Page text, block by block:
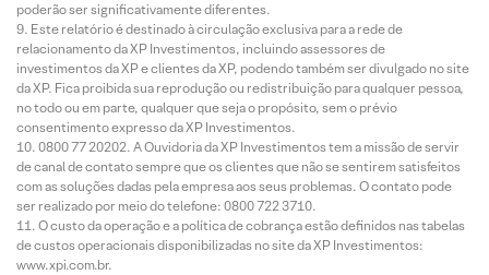
poderão ser significativamente diferentes.
Este relatório é destinado à circulação exclusiva para a rede de
relacionamento da XP Investimentos, incluindo assessores de
investimentos da XP e clientes da XP, podendo também ser divulgado no site
da XP. Fica proibida sua reprodução ou redistribuição para qualquer pessoa,
no todo ou em parte, qualquer que seja o propósito, sem o prévio
consentimento expresso da XP Investimentos.
0800 77 20202. A Ouvidoria da XP Investimentos tem a missão de servir
de canal de contato sempre que os clientes que não se sentirem satisfeitos
com as soluções dadas pela empresa aos seus problemas. O contato pode
ser realizado por meio do telefone: 0800 722 3710.
O custo da operação e a política de cobrança estão definidos nas tabelas
de custos operacionais disponibilizadas no site da XP Investimentos:
www.xpi.com.br.